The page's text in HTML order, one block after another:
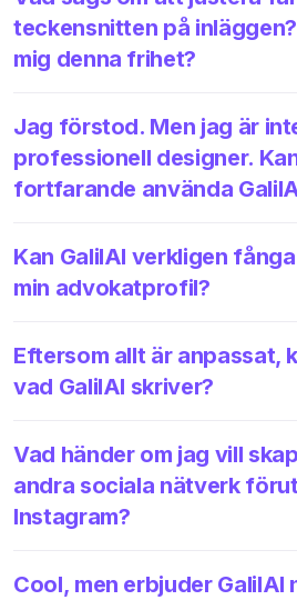
teckensnitten på
mig denna frihet?
Jag förstod. Men jag är
professionell designer.
fortfarande använda
Kan GalilAI verkligen
min advokatprofil?
Eftersom allt är anpassat,
vad GalilAI skriver?
Vad händer om jag vill
andra sociala nätverk
Instagram?
Cool, men erbjuder GalilAI